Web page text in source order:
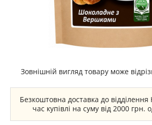
Зовнішній вигляд товару може
Безкоштовна доставка до
час купівлі на суму від 2000 грн.